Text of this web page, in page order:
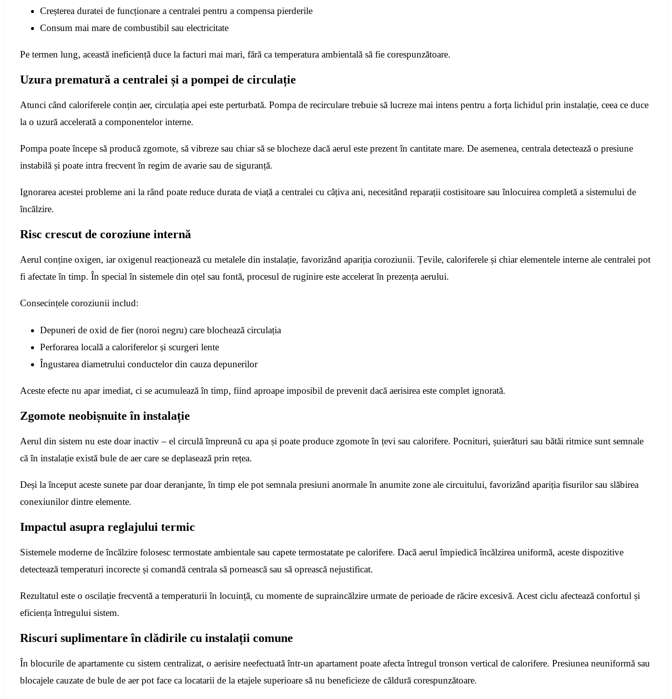
Creșterea duratei de funcționare a centralei pentru a compensa pierderile
Consum mai mare de combustibil sau electricitate
Pe termen lung, această ineficiență duce la facturi mai mari, fără ca temperatura ambientală să fie corespunzătoare.
Uzura prematură a centralei și a pompei de circulație
Atunci când caloriferele conțin aer, circulația apei este perturbată. Pompa de recirculare trebuie să lucreze mai intens pentru a forța lichidul prin instalație, ceea ce duce
la o uzură accelerată a componentelor interne.
Pompa poate începe să producă zgomote, să vibreze sau chiar să se blocheze dacă aerul este prezent în cantitate mare. De asemenea, centrala detectează o presiune
instabilă și poate intra frecvent în regim de avarie sau de siguranță.
Ignorarea acestei probleme ani la rând poate reduce durata de viață a centralei cu câțiva ani, necesitând reparații costisitoare sau înlocuirea completă a sistemului de
încălzire.
Risc crescut de coroziune internă
Aerul conține oxigen, iar oxigenul reacționează cu metalele din instalație, favorizând apariția coroziunii. Țevile, caloriferele și chiar elementele interne ale centralei pot
fi afectate în timp. În special în sistemele din oțel sau fontă, procesul de ruginire este accelerat în prezența aerului.
Consecințele coroziunii includ:
Depuneri de oxid de fier (noroi negru) care blochează circulația
Perforarea locală a caloriferelor și scurgeri lente
Îngustarea diametrului conductelor din cauza depunerilor
Aceste efecte nu apar imediat, ci se acumulează în timp, fiind aproape imposibil de prevenit dacă aerisirea este complet ignorată.
Zgomote neobișnuite în instalație
Aerul din sistem nu este doar inactiv – el circulă împreună cu apa și poate produce zgomote în țevi sau calorifere. Pocnituri, șuierături sau bătăi ritmice sunt semnale
că în instalație există bule de aer care se deplasează prin rețea.
Deși la început aceste sunete par doar deranjante, în timp ele pot semnala presiuni anormale în anumite zone ale circuitului, favorizând apariția fisurilor sau slăbirea
conexiunilor dintre elemente.
Impactul asupra reglajului termic
Sistemele moderne de încălzire folosesc termostate ambientale sau capete termostatate pe calorifere. Dacă aerul împiedică încălzirea uniformă, aceste dispozitive
detectează temperaturi incorecte și comandă centrala să pornească sau să oprească nejustificat.
Rezultatul este o oscilație frecventă a temperaturii în locuință, cu momente de supraincălzire urmate de perioade de răcire excesivă. Acest ciclu afectează confortul și
eficiența întregului sistem.
Riscuri suplimentare în clădirile cu instalații comune
În blocurile de apartamente cu sistem centralizat, o aerisire neefectuată într-un apartament poate afecta întregul tronson vertical de calorifere. Presiunea neuniformă sau
blocajele cauzate de bule de aer pot face ca locatarii de la etajele superioare să nu beneficieze de căldură corespunzătoare.